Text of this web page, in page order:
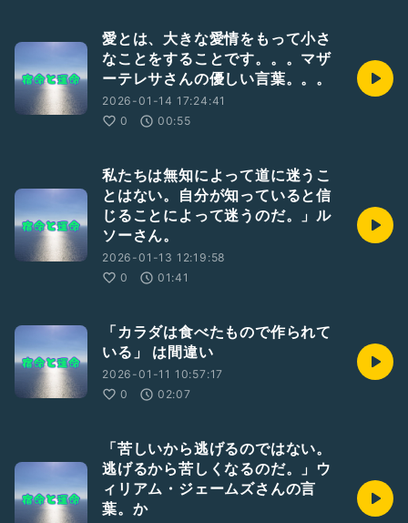
愛とは、大きな愛情をもって小さ
なことをすることです。。。マザ
ーテレサさんの優しい言葉。。。
2026-01-14 17:24:41
0
00:55
私たちは無知によって道に迷うこ
とはない。自分が知っていると信
じることによって迷うのだ。」ル
ソーさん。
2026-01-13 12:19:58
0
01:41
「カラダは食べたもので作られて
いる」 は間違い
2026-01-11 10:57:17
0
02:07
「苦しいから逃げるのではない。
逃げるから苦しくなるのだ。」ウ
ィリアム・ジェームズさんの言
葉。か